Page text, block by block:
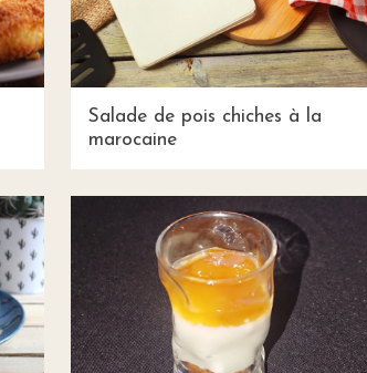
Salade de pois chiches à la
marocaine